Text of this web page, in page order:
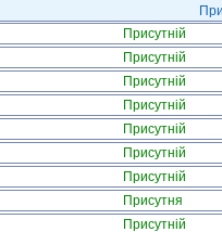
Присутній
Присутній
Присутній
Присутній
Присутній
Присутній
Присутній
Присутня
Присутній